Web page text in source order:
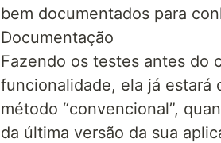
bem documentados para
Documentação
Fazendo os testes antes do
funcionalidade, ela já estará
método “convencional”,
da última versão da sua